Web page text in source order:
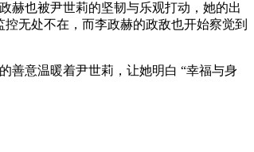
赫也被尹世莉的坚韧与乐观打动，她的出
无处不在，而李政赫的政敌也开始察觉到
善意温暖着尹世莉，让她明白 “幸福与身